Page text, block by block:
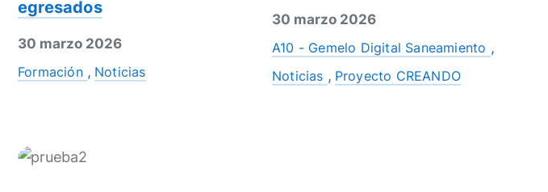
egresados
30 marzo 2026
Formación
Noticias
30 marzo 2026
A10 - Gemelo Digital Saneamiento
Noticias
Proyecto CREANDO